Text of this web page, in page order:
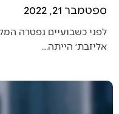
ספטמבר 21, 2022
אליזבת׳ הייתה…